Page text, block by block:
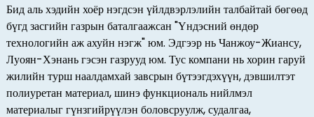
Бид аль хэдийн хоёр нэгдсэн үйлдвэрлэлийн талбайтай бөгөөд
бүгд засгийн газрын баталгаажсан "Үндэсний өндөр
технологийн аж ахуйн нэгж" юм. Эдгээр нь Чанжоу-Жиансу,
Луоян-Хэнань гэсэн газрууд юм. Тус компани нь хорин гаруй
жилийн турш наалдамхай завсрын бүтээгдэхүүн, дэвшилтэт
полиуретан материал, шинэ функциональ нийлмэл
материалыг гүнзгийрүүлэн боловсруулж, судалгаа,